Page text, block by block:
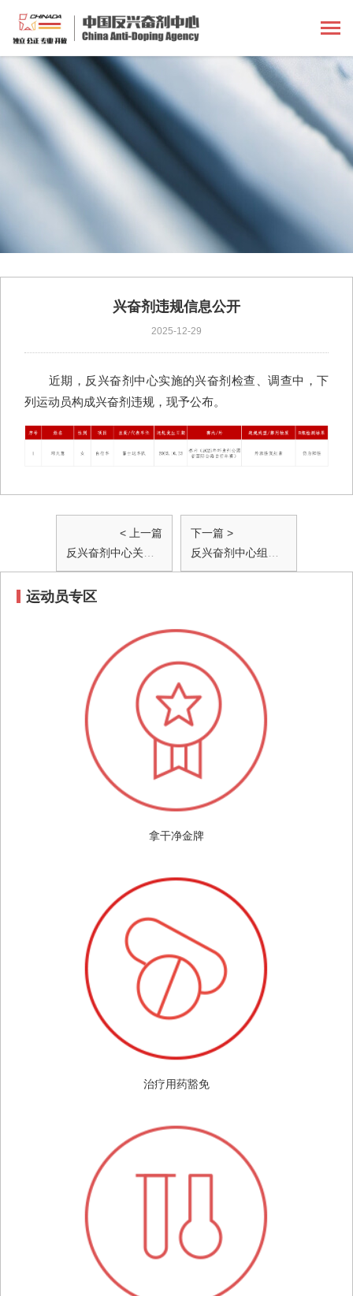
兴奋剂违规信息公开
2025-12-29
近期，反兴奋剂中心实施的兴奋剂检查、调查中，下
列运动员构成兴奋剂违规，现予公布。
< 上一篇
反兴奋剂中心关于加强2025-2026年冬训期国家队反兴奋剂教育工作的通知
下一篇 >
反兴奋剂中心组织开展2026年《禁用清单国际标准》专题培训
运动员专区
拿干净金牌
治疗用药豁免